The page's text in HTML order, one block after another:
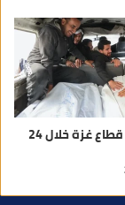
88 قتيلا في قطاع غزة خلال 24